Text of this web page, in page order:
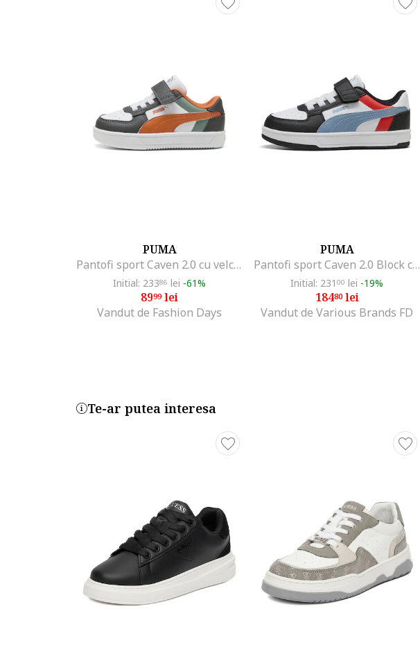
PUMA
Pantofi sport Caven 2.0 cu velcro si model colorblock, Verde/Portocaliu/Gri antracit
Initial: 23386 lei -61%
8999lei
Vandut de Fashion Days
PUMA
Pantofi sport Caven 2.0 Block cu inchidere velcro, Alb/Negru/Portocaliu
Initial: 231 00 lei -19%
18480lei
Vandut de Various Brands FD
Te-ar putea interesa